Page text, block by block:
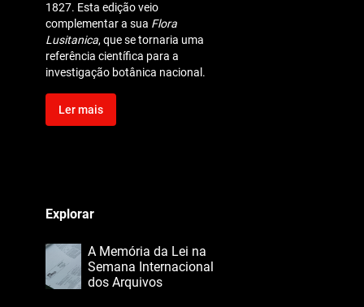
1827. Esta edição veio
complementar a sua Flora
Lusitanica, que se tornaria uma
referência científica para a
investigação botânica nacional.
Ler mais
Explorar
A Memória da Lei na
Semana Internacional
dos Arquivos